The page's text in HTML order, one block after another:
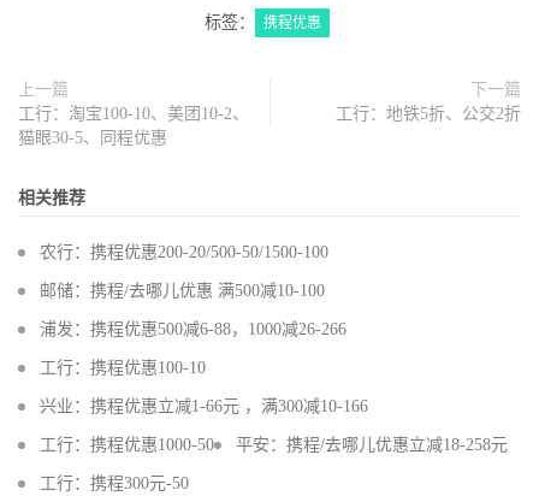
标签： 携程优惠
上一篇
工行：淘宝100-10、美团10-2、
猫眼30-5、同程优惠
下一篇
工行：地铁5折、公交2折
相关推荐
农行：携程优惠200-20/500-50/1500-100
邮储：携程/去哪儿优惠 满500减10-100
浦发：携程优惠500减6-88，1000减26-266
工行：携程优惠100-10
兴业：携程优惠立减1-66元 ，满300减10-166
工行：携程优惠1000-50 平安：携程/去哪儿优惠立减18-258元
工行：携程300元-50